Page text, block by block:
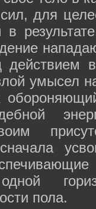
для
умысел
пола.